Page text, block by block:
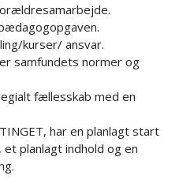
kurser/ ansvar.​
samfundets normer og
fællesskab med en
har en planlagt start
et planlagt indhold og en